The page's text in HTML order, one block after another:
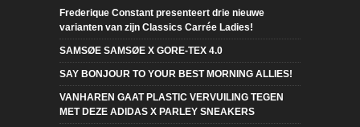
Frederique Constant presenteert drie nieuwe
varianten van zijn Classics Carrée Ladies!
SAMSØE SAMSØE X GORE-TEX 4.0
SAY BONJOUR TO YOUR BEST MORNING ALLIES!
VANHAREN GAAT PLASTIC VERVUILING TEGEN
MET DEZE ADIDAS X PARLEY SNEAKERS